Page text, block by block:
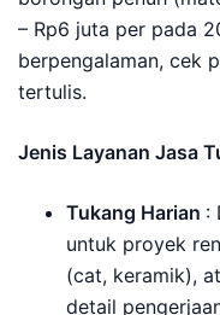
– Rp6 juta per pada
berpengalaman, cek
tertulis.
Jenis Layanan Jasa
Tukang Harian :
untuk proyek
(cat, keramik),
detail